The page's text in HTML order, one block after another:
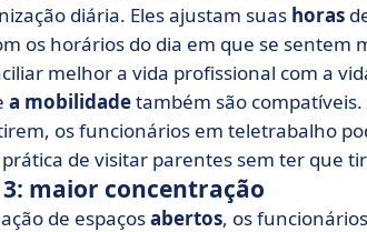
diária. Eles ajustam suas horas
os horários do dia em que se sentem
melhor a vida profissional com a
a mobilidadetambém são
os funcionários em teletrabalho
de visitar parentes sem ter que
3: maior concentração
de espaçosabertos, os